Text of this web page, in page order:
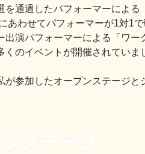
を通過したパフォーマーによる
あわせてパフォーマーが1対1
出演パフォーマーによる「ワー
くのイベントが開催されていま
が参加したオープンステージと